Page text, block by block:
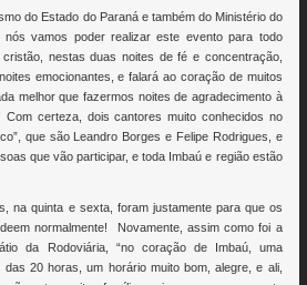
do Estado do Paraná e também do Ministério do
vamos poder realizar este evento para todo
nestas duas noites de fé e concentração,
emocionantes, e falará ao coração de muitos
melhor que fazermos noites de agradecimento à
Com certeza, dois cantores muito conhecidos no
que são Leandro Borges e Felipe Rodrigues, e
que vão participar, e toda Imbaú e região estão
na quinta e sexta, foram justamente para que os
normalmente! Novamente, assim como foi a
da Rodoviária, “no coração de Imbaú, uma
20 horas, um horário muito bom, alegre, e ali,